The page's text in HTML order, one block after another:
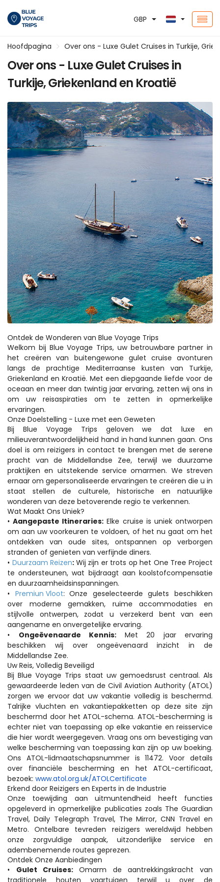
GBP
Hoofdpagina Over ons - Luxe Gulet Cruises in Turkije,
Over ons - Luxe Gulet Cruises in
Turkije, Griekenland en Kroatië
Ontdek de Wonderen van Blue Voyage Trips
Welkom bij Blue Voyage Trips, uw betrouwbare partner in
het creëren van buitengewone gulet cruise avonturen
langs de prachtige Mediterraanse kusten van Turkije,
Griekenland en Kroatië. Met een diepgaande liefde voor de
oceaan en meer dan twintig jaar ervaring, zetten wij ons in
om uw reisaspiraties om te zetten in opmerkelijke
ervaringen.
Onze Doelstelling - Luxe met een Geweten
Bij Blue Voyage Trips geloven we dat luxe en
milieuverantwoordelijkheid hand in hand kunnen gaan. Ons
doel is om reizigers in contact te brengen met de serene
pracht van de Middellandse Zee, terwijl we duurzame
praktijken en uitstekende service omarmen. We streven
ernaar om gepersonaliseerde ervaringen te creëren die u in
staat stellen de culturele, historische en natuurlijke
wonderen van deze betoverende regio te verkennen.
Wat Maakt Ons Uniek?
• Aangepaste Itineraries: Elke cruise is uniek ontworpen
om aan uw voorkeuren te voldoen, of het nu gaat om het
ontdekken van oude sites, ontspannen op verborgen
stranden of genieten van verfijnde diners.
• Duurzaam Reizen: Wij zijn er trots op het One Tree Project
te ondersteunen, wat bijdraagt aan koolstofcompensatie
en duurzaamheidsinspanningen.
• Premiun Vloot: Onze geselecteerde gulets beschikken
over moderne gemakken, ruime accommodaties en
stijlvolle ontwerpen, zodat u verzekerd bent van een
aangename en onvergetelijke ervaring.
• Ongeëvenaarde Kennis: Met 20 jaar ervaring
beschikken wij over ongeëvenaard inzicht in de
Middellandse Zee.
Uw Reis, Volledig Beveiligd
Bij Blue Voyage Trips staat uw gemoedsrust centraal. Als
gewaardeerde leden van de Civil Aviation Authority (ATOL)
zorgen we ervoor dat uw vakantie volledig is beschermd.
Talrijke vluchten en vakantiepakketten op deze site zijn
beschermd door het ATOL-schema. ATOL-bescherming is
echter niet van toepassing op elke vakantie en reisservice
die hier wordt weergegeven. Vraag ons om bevestiging van
welke bescherming van toepassing kan zijn op uw boeking.
Ons ATOL-lidmaatschapsnummer is 11472. Voor details
over financiële bescherming en het ATOL-certificaat,
bezoek: www.atol.org.uk/ATOLCertificate
Erkend door Reizigers en Experts in de Industrie
Onze toewijding aan uitmuntendheid heeft functies
opgeleverd in opmerkelijke publicaties zoals The Guardian
Travel, Daily Telegraph Travel, The Mirror, CNN Travel en
Metro. Ontelbare tevreden reizigers wereldwijd hebben
onze zorgvuldige aanpak, uitzonderlijke service en
adembenemende routes geprezen.
Ontdek Onze Aanbiedingen
• Gulet Cruises: Omarm de aantrekkingskracht van
traditionele houten vaartuigen terwijl u over de